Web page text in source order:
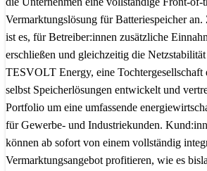
Vermarktungslösung für Batteriespeicher
ist es, für Betreiber:innen zusätzliche
erschließen und gleichzeitig die
TESVOLT Energy, eine Tochtergesellschaft
selbst Speicherlösungen entwickelt und
Portfolio um eine umfassende
für Gewerbe- und Industriekunden.
können ab sofort von einem vollständig
Vermarktungsangebot profitieren, wie es